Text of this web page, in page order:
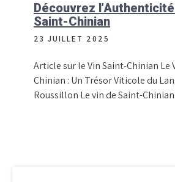
Découvrez
Saint-Chinian
23 JUILLET 2025
Article sur le Vin Saint-Chinian Le
Chinian : Un Trésor Viticole du
Roussillon Le vin de Saint-